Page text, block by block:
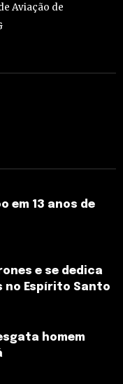
Aviação de
em 13 anos de
e se dedica
no Espírito Santo
homem